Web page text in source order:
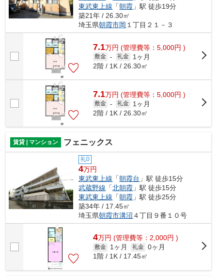
東武東上線 「朝霞 」駅 徒歩19分
築21年 / 26.30㎡
埼玉県朝霞市岡 １丁目２１－３
7.1万円 (管理費等：5,000円 )
敷金 - 礼金
1ヶ月
2階 / 1K / 26.30㎡
7.1万円 (管理費等：5,000円 )
敷金 - 礼金
1ヶ月
2階 / 1K / 26.30㎡
賃貸 | マンション フェニックス
礼0
4万円
東武東上線 「朝霞台 」駅 徒歩15分
武蔵野線 「北朝霞 」駅 徒歩15分
東武東上線 「朝霞 」駅 徒歩25分
築34年 / 17.45㎡
埼玉県朝霞市溝沼 ４丁目９番１０号
4万円 (管理費等：2,000円 )
敷金 1ヶ月 礼金 0ヶ月
1階 / 1K / 17.45㎡